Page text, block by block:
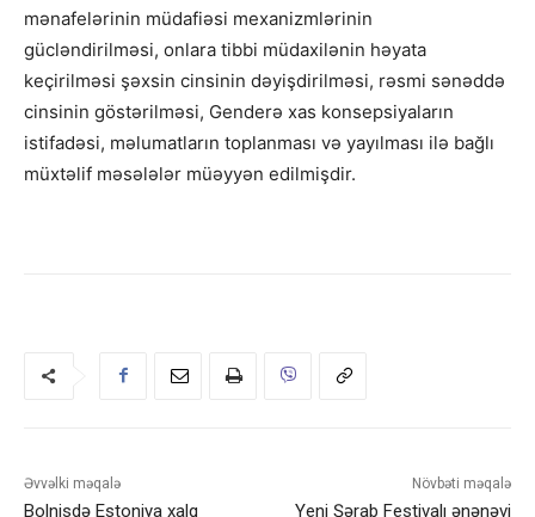
mənafelərinin müdafiəsi mexanizmlərinin
gücləndirilməsi, onlara tibbi müdaxilənin həyata
keçirilməsi şəxsin cinsinin dəyişdirilməsi, rəsmi sənəddə
cinsinin göstərilməsi, Genderə xas konsepsiyaların
istifadəsi, məlumatların toplanması və yayılması ilə bağlı
müxtəlif məsələlər müəyyən edilmişdir.
Əvvəlki məqalə
Bolnisdə Estoniya xalq
Növbəti məqalə
Yeni Şərab Festivalı ənənəvi